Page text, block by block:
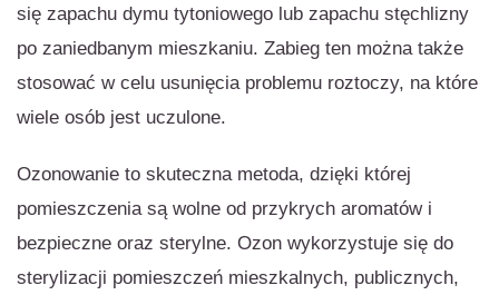
się zapachu dymu tytoniowego lub zapachu stęchlizny
po zaniedbanym mieszkaniu. Zabieg ten można także
stosować w celu usunięcia problemu roztoczy, na które
wiele osób jest uczulone.
Ozonowanie to skuteczna metoda, dzięki której
pomieszczenia są wolne od przykrych aromatów i
bezpieczne oraz sterylne. Ozon wykorzystuje się do
sterylizacji pomieszczeń mieszkalnych, publicznych,